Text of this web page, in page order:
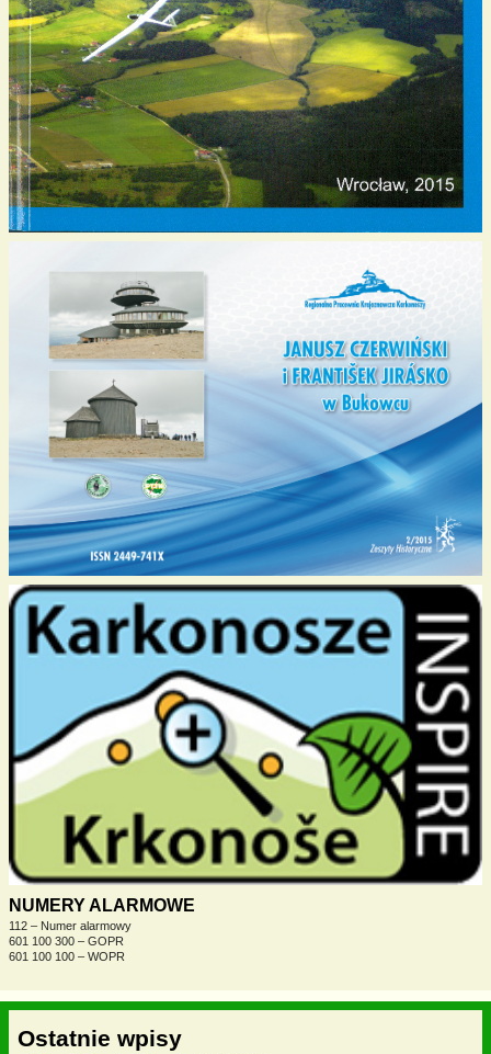
NUMERY ALARMOWE
112 – Numer alarmowy
601 100 300 – GOPR
601 100 100 – WOPR
Ostatnie wpisy